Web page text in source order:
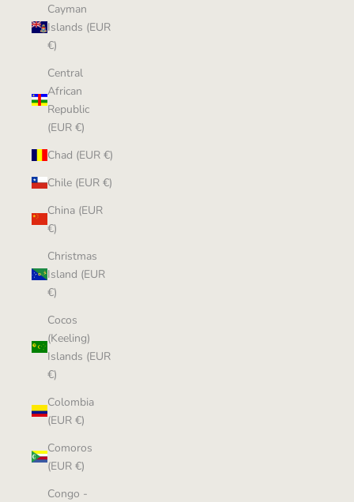
Cayman
Islands (EUR
€)
Central
African
Republic
(EUR €)
Chad (EUR €)
Chile (EUR €)
China (EUR
€)
Christmas
Island (EUR
€)
Cocos
(Keeling)
Islands (EUR
€)
Colombia
(EUR €)
Comoros
(EUR €)
Congo -